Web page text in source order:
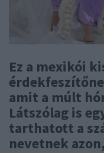
Ez a mexikói
amit a múlt
Látszólag is
tarthatott a
nevetnek